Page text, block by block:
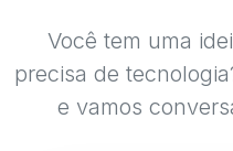
Você tem uma
precisa de
e vamos